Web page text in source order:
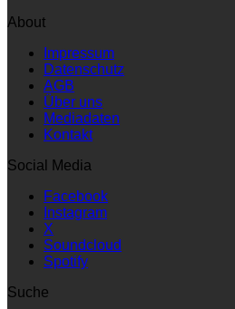
About
Impressum
Datenschutz
AGB
Über uns
Mediadaten
Kontakt
Social Media
Facebook
Instagram
X
Soundcloud
Spotify
Suche